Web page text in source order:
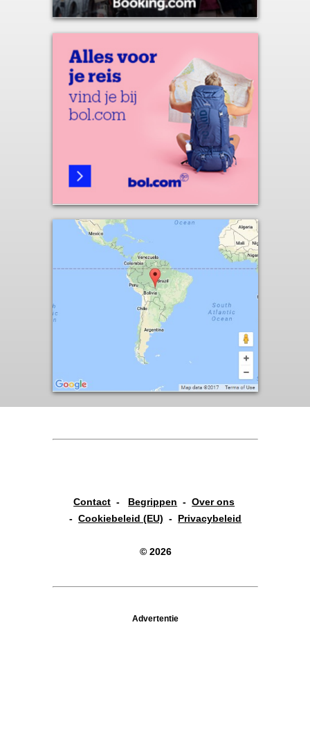
Contact - Begrippen -Over ons
-Cookiebeleid (EU) - Privacybeleid
© 2026
Advertentie